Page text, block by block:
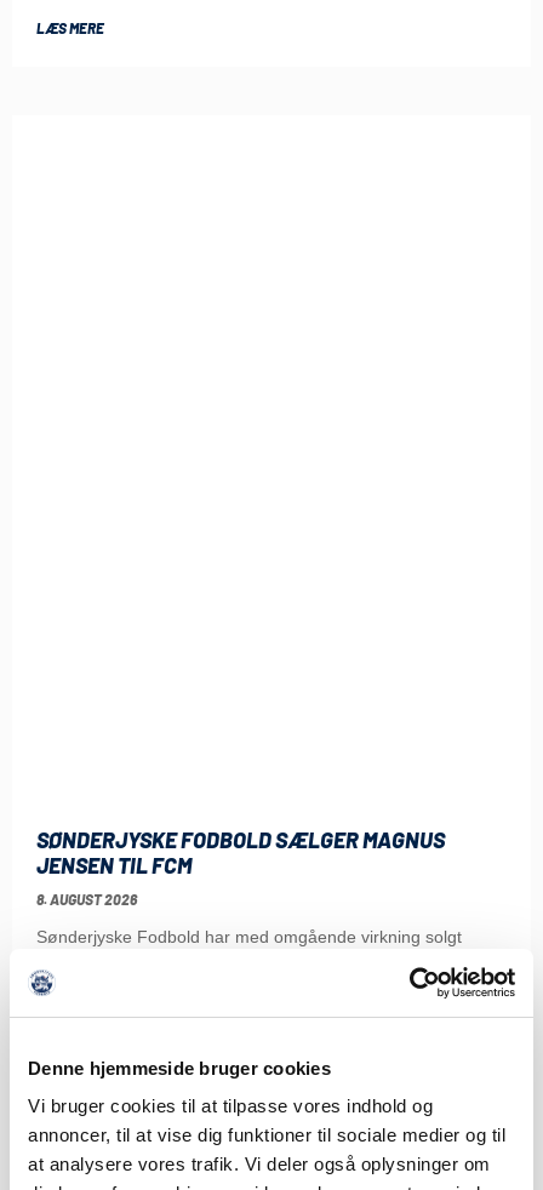
Denne hjemmeside bruger cookies
Vi bruger cookies til at tilpasse vores indhold og
annoncer, til at vise dig funktioner til sociale medier og til
at analysere vores trafik. Vi deler også oplysninger om
LÆS MERE
SØNDERJYSKE FODBOLD SÆLGER MAGNUS
JENSEN TIL FCM
8. AUGUST 2026
Sønderjyske Fodbold har med omgående virkning solgt
LÆS MERE